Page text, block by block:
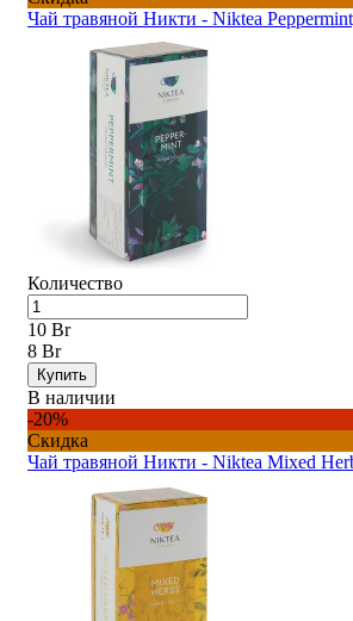
Чай травяной Никти - Niktea
Количество
10 Br
8 Br
Купить
В наличии
-20%
Скидка
Чай травяной Никти - Niktea Mixed